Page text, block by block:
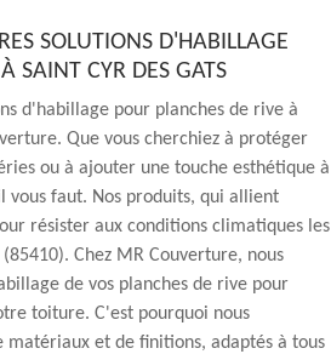
SOLUTIONS D'HABILLAGE
SAINT CYR DES GATS
d'habillage pour planches de rive à
Que vous cherchiez à protéger
ou à ajouter une touche esthétique à
vous faut. Nos produits, qui allient
résister aux conditions climatiques les
Chez MR Couverture, nous
de vos planches de rive pour
toiture. C'est pourquoi nous
matériaux et de finitions, adaptés à tous